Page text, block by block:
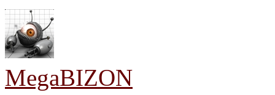
MegaBIZON